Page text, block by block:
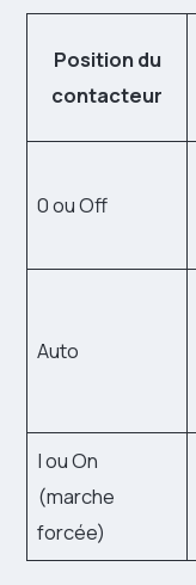
Position du
contacteur
0 ou Off
Auto
I ou On
(marche
forcée)